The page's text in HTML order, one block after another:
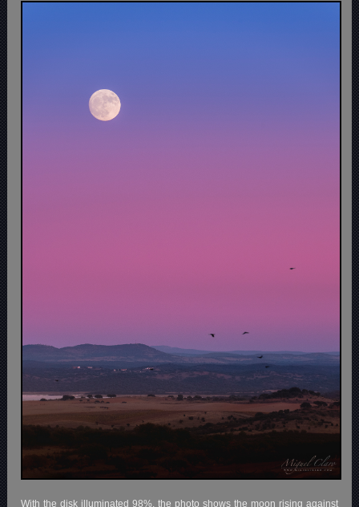
With the disk illuminated 98%, the photo shows the moon rising against